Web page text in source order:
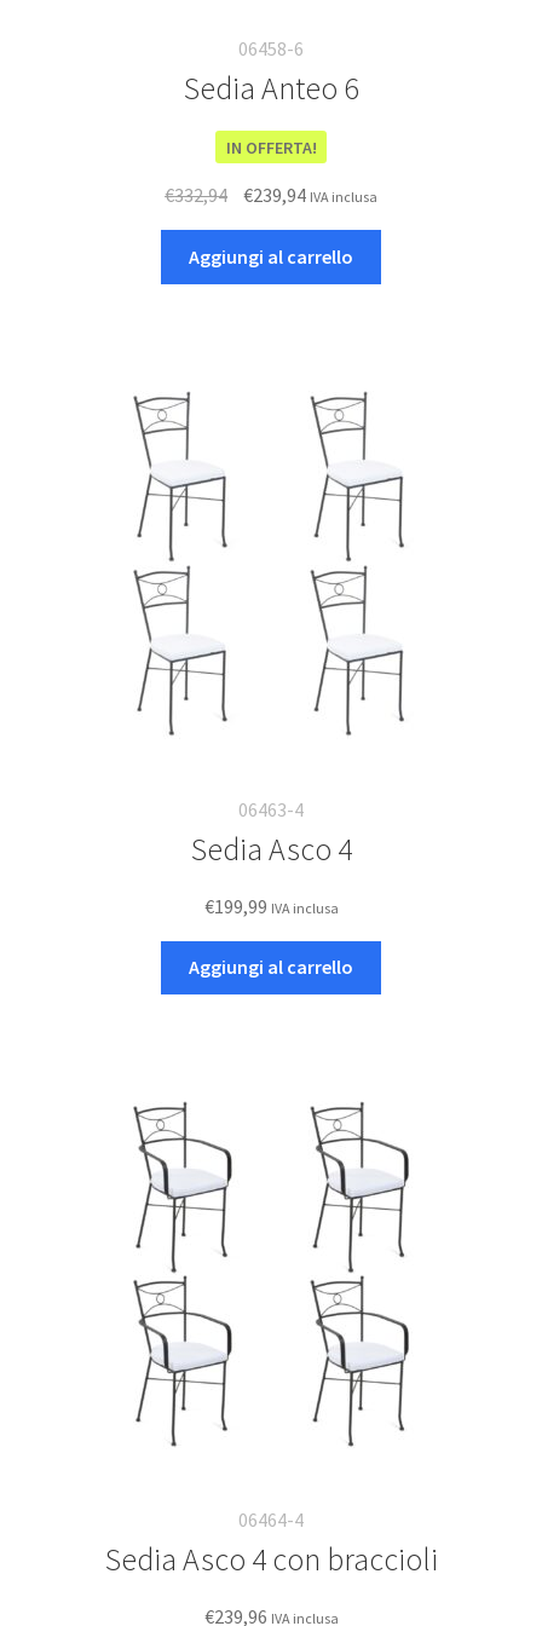
06458-6
Sedia Anteo 6
IN OFFERTA!
€332,94
prezzo
originale
era:
€239,94Il
prezzo
attuale
è:
IVA inclusa
Aggiungi al carrello
06463-4
Sedia Asco 4
€199,99 IVA inclusa
Aggiungi al carrello
06464-4
Sedia Asco 4 con braccioli
€239,96 IVA inclusa